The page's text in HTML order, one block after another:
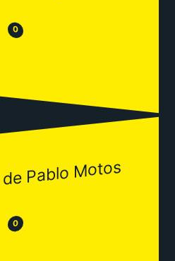
0 😂
Pablo Motos
0 😂